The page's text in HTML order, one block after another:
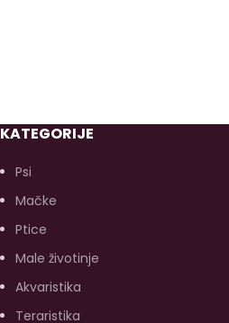
KATEGORIJE
Psi
Mačke
Ptice
Male životinje
Akvaristika
Teraristika